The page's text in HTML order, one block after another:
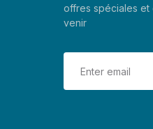
offres spéciales et
venir